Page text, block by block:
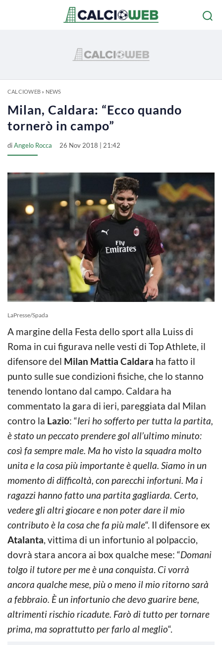
CALCIOWEB» NEWS
Milan, Caldara: “Ecco quando
tornerò in campo”
diAngelo Rocca 26 Nov 2018 | 21:42
LaPresse/Spada
A margine della Festa dello sport alla Luiss di
Roma in cui figurava nelle vesti di Top Athlete, il
difensore del Milan Mattia Caldara ha fatto il
punto sulle sue condizioni fisiche, che lo stanno
tenendo lontano dal campo. Caldara ha
commentato la gara di ieri, pareggiata dal Milan
contro la Lazio: “Ieri ho sofferto per tutta la partita,
è stato un peccato prendere gol all’ultimo minuto:
così fa sempre male. Ma ho visto la squadra molto
unita e la cosa più importante è quella. Siamo in un
momento di difficoltà, con parecchi infortuni. Ma i
ragazzi hanno fatto una partita gagliarda. Certo,
vedere gli altri giocare e non poter dare il mio
contributo è la cosa che fa più male“. Il difensore ex
Atalanta, vittima di un infortunio al polpaccio,
dovrà stara ancora ai box qualche mese: “Domani
tolgo il tutoreper me è una conquista. Ci vorrà
ancora qualche mese, più o meno il mio ritorno sarà
a febbraio. È un infortunio che devo guarire bene,
altrimenti rischio ricadute. Farò di tutto per tornare
prima, ma soprattutto per farlo al meglio“.